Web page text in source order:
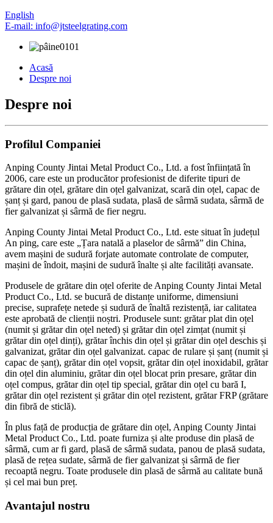
English
E-mail: info@jtsteelgrating.com
Acasă
Despre noi
Despre noi
Profilul Companiei
Anping County Jintai Metal Product Co., Ltd. a fost înființată în
2006, care este un producător profesionist de diferite tipuri de
grătare din oțel, grătare din oțel galvanizat, scară din oțel, capac de
șanț și gard, panou de plasă sudata, plasă de sârmă sudata, sârmă de
fier galvanizat și sârmă de fier negru.
Anping County Jintai Metal Product Co., Ltd. este situat în județul
An ping, care este „Țara natală a plaselor de sârmă” din China,
avem mașini de sudură forjate automate controlate de computer,
mașini de îndoit, mașini de sudură înalte și alte facilități avansate.
Produsele de grătare din oțel oferite de Anping County Jintai Metal
Product Co., Ltd. se bucură de distanțe uniforme, dimensiuni
precise, suprafețe netede și sudură de înaltă rezistență, iar calitatea
este aprobată de clienții noștri. Produsele sunt: ​​grătar plat din oțel
(numit și grătar din oțel neted) și grătar din oțel zimțat (numit și
grătar din oțel dinți), grătar închis din oțel și grătar din oțel deschis și
galvanizat, grătar din oțel galvanizat. capac de rulare și șanț (numit și
capac de șanț), grătar din oțel vopsit, grătar din oțel inoxidabil, grătar
din oțel din aluminiu, grătar din oțel blocat prin presare, grătar din
oțel compus, grătar din oțel tip special, grătar din oțel cu bară I,
grătar din oțel rezistent și grătar din oțel rezistent, grătar FRP (grătare
din fibră de sticlă).
În plus față de producția de grătare din oțel, Anping County Jintai
Metal Product Co., Ltd. poate furniza și alte produse din plasă de
sârmă, cum ar fi gard, plasă de sârmă sudata, panou de plasă sudata,
plasă de rețea sudate, sârmă de fier galvanizat și sârmă de fier
recoaptă negru. Toate produsele din plasă de sârmă au calitate bună
și cel mai bun preț.
Avantajul nostru